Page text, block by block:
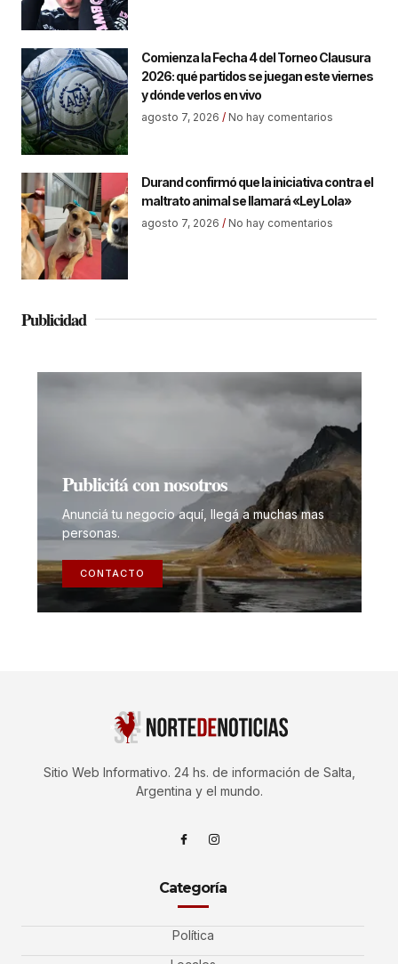
Comienza la Fecha 4 del Torneo Clausura
2026: qué partidos se juegan este viernes
y dónde verlos en vivo
agosto 7, 2026 No hay comentarios
Durand confirmó que la iniciativa contra el
maltrato animal se llamará «Ley Lola»
agosto 7, 2026 No hay comentarios
Publicidad
Publicitá con nosotros
Anunciá tu negocio aquí, llegá a muchas mas
personas.
CONTACTO
Sitio Web Informativo. 24 hs. de información de Salta,
Argentina y el mundo.
Categoría
Política